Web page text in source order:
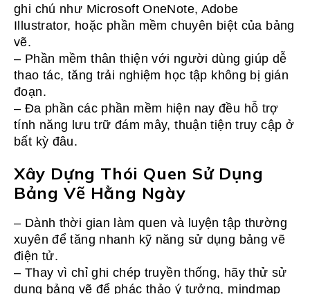
ghi chú như Microsoft OneNote, Adobe
Illustrator, hoặc phần mềm chuyên biệt của bảng
vẽ.
– Phần mềm thân thiện với người dùng giúp dễ
thao tác, tăng trải nghiệm học tập không bị gián
đoạn.
– Đa phần các phần mềm hiện nay đều hỗ trợ
tính năng lưu trữ đám mây, thuận tiện truy cập ở
bất kỳ đâu.
Xây Dựng Thói Quen Sử Dụng
Bảng Vẽ Hằng Ngày
– Dành thời gian làm quen và luyện tập thường
xuyên để tăng nhanh kỹ năng sử dụng bảng vẽ
điện tử.
– Thay vì chỉ ghi chép truyền thống, hãy thử sử
dụng bảng vẽ để phác thảo ý tưởng, mindmap